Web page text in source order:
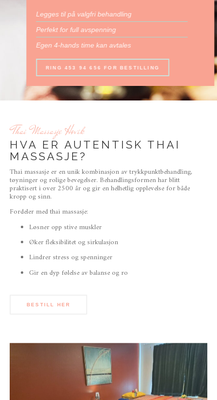
Legges til på valgfri behandling
Perfekt for full avspenning
Egen 4-hands time kan avtales
RING 453 94 656 FOR BESTILLING
Thai Massasje Høvik​
HVA ER AUTENTISK THAI
MASSASJE?
Thai massasje er en unik kombinasjon av trykkpunktbehandling,
tøyninger og rolige bevegelser. Behandlingsformen har blitt
praktisert i over 2500 år og gir en helhetlig opplevelse for både
kropp og sinn.
Fordeler med thai massasje:
Løsner opp stive muskler
Øker fleksibilitet og sirkulasjon
Lindrer stress og spenninger
Gir en dyp følelse av balanse og ro
BESTILL HER